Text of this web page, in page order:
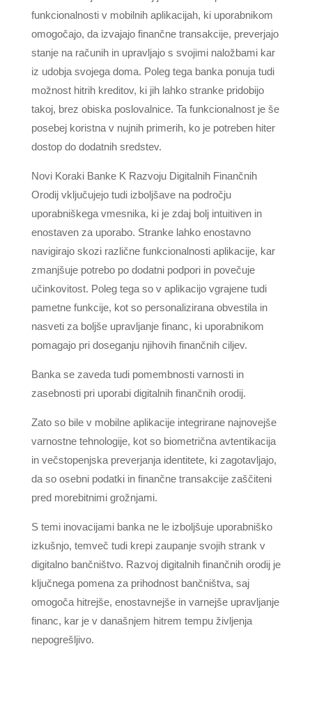
funkcionalnosti v mobilnih aplikacijah, ki uporabnikom
omogočajo, da izvajajo finančne transakcije, preverjajo
stanje na računih in upravljajo s svojimi naložbami kar
iz udobja svojega doma. Poleg tega banka ponuja tudi
možnost hitrih kreditov, ki jih lahko stranke pridobijo
takoj, brez obiska poslovalnice. Ta funkcionalnost je še
posebej koristna v nujnih primerih, ko je potreben hiter
dostop do dodatnih sredstev.
Novi Koraki Banke K Razvoju Digitalnih Finančnih
Orodij vključujejo tudi izboljšave na področju
uporabniškega vmesnika, ki je zdaj bolj intuitiven in
enostaven za uporabo. Stranke lahko enostavno
navigirajo skozi različne funkcionalnosti aplikacije, kar
zmanjšuje potrebo po dodatni podpori in povečuje
učinkovitost. Poleg tega so v aplikacijo vgrajene tudi
pametne funkcije, kot so personalizirana obvestila in
nasveti za boljše upravljanje financ, ki uporabnikom
pomagajo pri doseganju njihovih finančnih ciljev.
Banka se zaveda tudi pomembnosti varnosti in
zasebnosti pri uporabi digitalnih finančnih orodij.
Zato so bile v mobilne aplikacije integrirane najnovejše
varnostne tehnologije, kot so biometrična avtentikacija
in večstopenjska preverjanja identitete, ki zagotavljajo,
da so osebni podatki in finančne transakcije zaščiteni
pred morebitnimi grožnjami.
S temi inovacijami banka ne le izboljšuje uporabniško
izkušnjo, temveč tudi krepi zaupanje svojih strank v
digitalno bančništvo. Razvoj digitalnih finančnih orodij je
ključnega pomena za prihodnost bančništva, saj
omogoča hitrejše, enostavnejše in varnejše upravljanje
financ, kar je v današnjem hitrem tempu življenja
nepogrešljivo.